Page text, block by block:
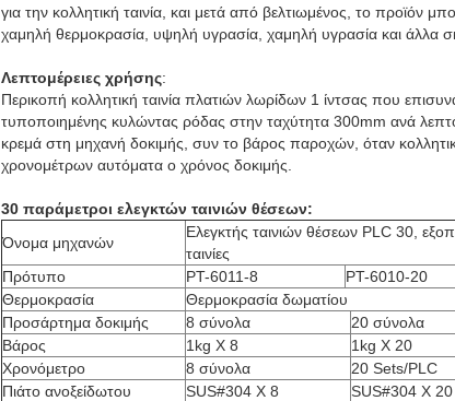
για την κολλητική ταινία, και μετά από βελτιωμένος, το προϊόν
χαμηλή θερμοκρασία, υψηλή υγρασία, χαμηλή υγρασία και άλλα
Λεπτομέρειες χρήσης:
Περικοπή κολλητική ταινία πλατιών λωρίδων 1 ίντσας που
τυποποιημένης κυλώντας ρόδας στην ταχύτητα 300mm ανά
κρεμά στη μηχανή δοκιμής, συν το βάρος παροχών, όταν
χρονομέτρων αυτόματα ο χρόνος δοκιμής.
30 παράμετροι ελεγκτών ταινιών θέσεων:
Όνομα μηχανών
Ελεγκτής ταινιών θέσεων PLC 30,
ταινίες
Πρότυπο
PT-6011-8 PT-6010-20
Θερμοκρασία
Θερμοκρασία δωματίου
Προσάρτημα δοκιμής
8 σύνολα 20 σύνολα
Βάρος
1kg Χ 8 1kg Χ 20
Χρονόμετρο
8 σύνολα 20 Sets/PLC
Πιάτο ανοξείδωτου
SUS#304 Χ 8 SUS#304 Χ 20